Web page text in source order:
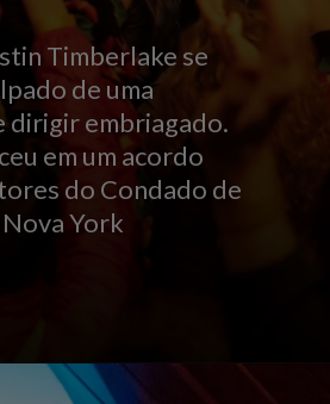
Timberlake se
de uma
dirigir embriagado.
em um acordo
do Condado de
York